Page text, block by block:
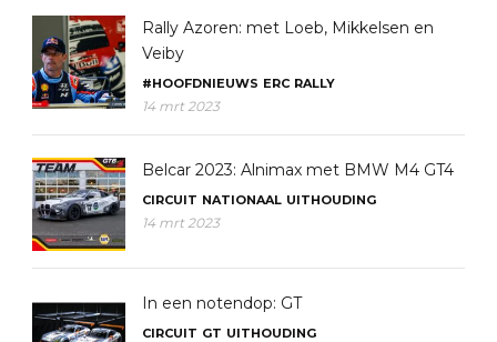
Rally Azoren: met Loeb, Mikkelsen en
Veiby
#HOOFDNIEUWS ERC RALLY
14 mrt 2023
Belcar 2023: Alnimax met BMW M4 GT4
CIRCUIT NATIONAAL UITHOUDING
14 mrt 2023
In een notendop: GT
CIRCUIT GT UITHOUDING